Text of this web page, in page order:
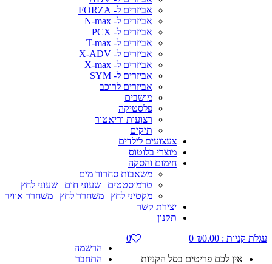
אביזרים ל- FORZA
אביזרים ל- N-max
אביזרים ל- PCX
אביזרים ל- T-max
אביזרים ל- X-ADV
אביזרים ל- X-max
אביזרים ל- SYM
אביזרים לרוכב
מושבים
פלסטיקה
רצועות וריאטור
תיקים
צעצועים לילדים
מוצרי בלוטוס
חימום והסקה
משאבות סחרור מים
טרמוסטטים | שעוני חום | שעוני לחץ
מקטיני לחץ | משחרר לחץ | משחרר אוויר
יצירת קשר
תקנון
קניות :
₪ 0.00
0
אין לכם פריטים בסל הקניות
הרשמה
התחבר